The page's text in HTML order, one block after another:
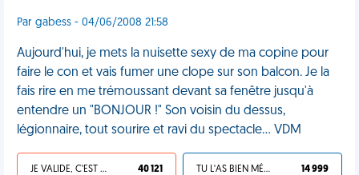
Par gabess - 04/06/2008 21:58
Aujourd'hui, je mets la nuisette sexy de ma copine pour
faire le con et vais fumer une clope sur son balcon. Je la
fais rire en me trémoussant devant sa fenêtre jusqu'à
entendre un "BONJOUR !" Son voisin du dessus,
légionnaire, tout sourire et ravi du spectacle... VDM
JE VALIDE, C'EST UNE VDM 40 121 TU L'AS BIEN MÉRITÉ 14 999